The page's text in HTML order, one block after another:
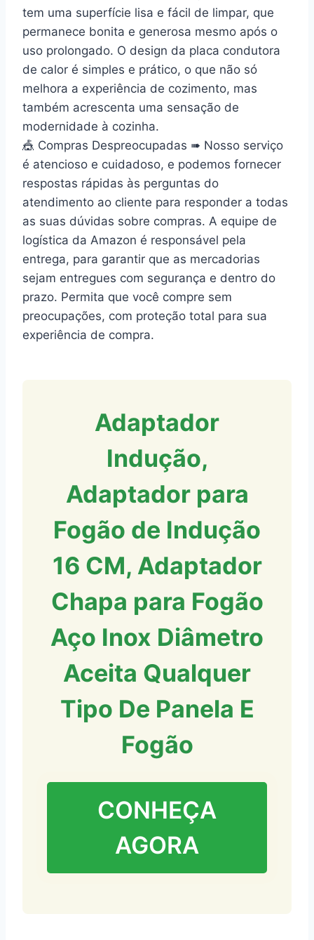
tem uma superfície lisa e fácil de limpar, que
permanece bonita e generosa mesmo após o
uso prolongado. O design da placa condutora
de calor é simples e prático, o que não só
melhora a experiência de cozimento, mas
também acrescenta uma sensação de
modernidade à cozinha.
🎪 Compras Despreocupadas ➠ Nosso serviço
é atencioso e cuidadoso, e podemos fornecer
respostas rápidas às perguntas do
atendimento ao cliente para responder a todas
as suas dúvidas sobre compras. A equipe de
logística da Amazon é responsável pela
entrega, para garantir que as mercadorias
sejam entregues com segurança e dentro do
prazo. Permita que você compre sem
preocupações, com proteção total para sua
experiência de compra.
Adaptador
Indução,
Adaptador para
Fogão de Indução
16 CM, Adaptador
Chapa para Fogão
Aço Inox Diâmetro
Aceita Qualquer
Tipo De Panela E
Fogão
CONHEÇA
AGORA